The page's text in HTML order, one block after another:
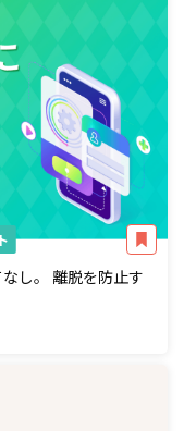
し。 離脱を防止す